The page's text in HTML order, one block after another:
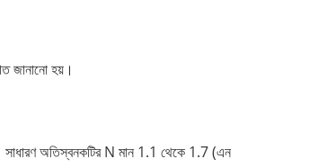
জানানো হয়।
অতিস্বনকটির N মান 1.1 থেকে 1.7 (এন